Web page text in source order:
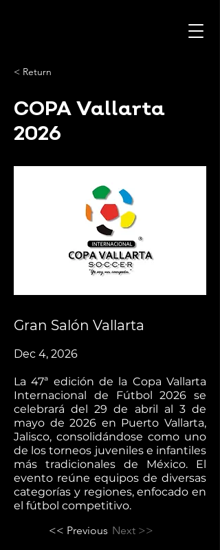
< Return
COPA Vallarta
2026
Gran Salón Vallarta
Dec 4, 2026
La 47ª edición de la Copa Vallarta
Internacional de Fútbol 2026 se
celebrará del 29 de abril al 3 de
mayo de 2026 en Puerto Vallarta,
Jalisco, consolidándose como uno
de los torneos juveniles e infantiles
más tradicionales de México. El
evento reúne equipos de diversas
categorías y regiones, enfocado en
el fútbol competitivo.
<< Previous Next >>